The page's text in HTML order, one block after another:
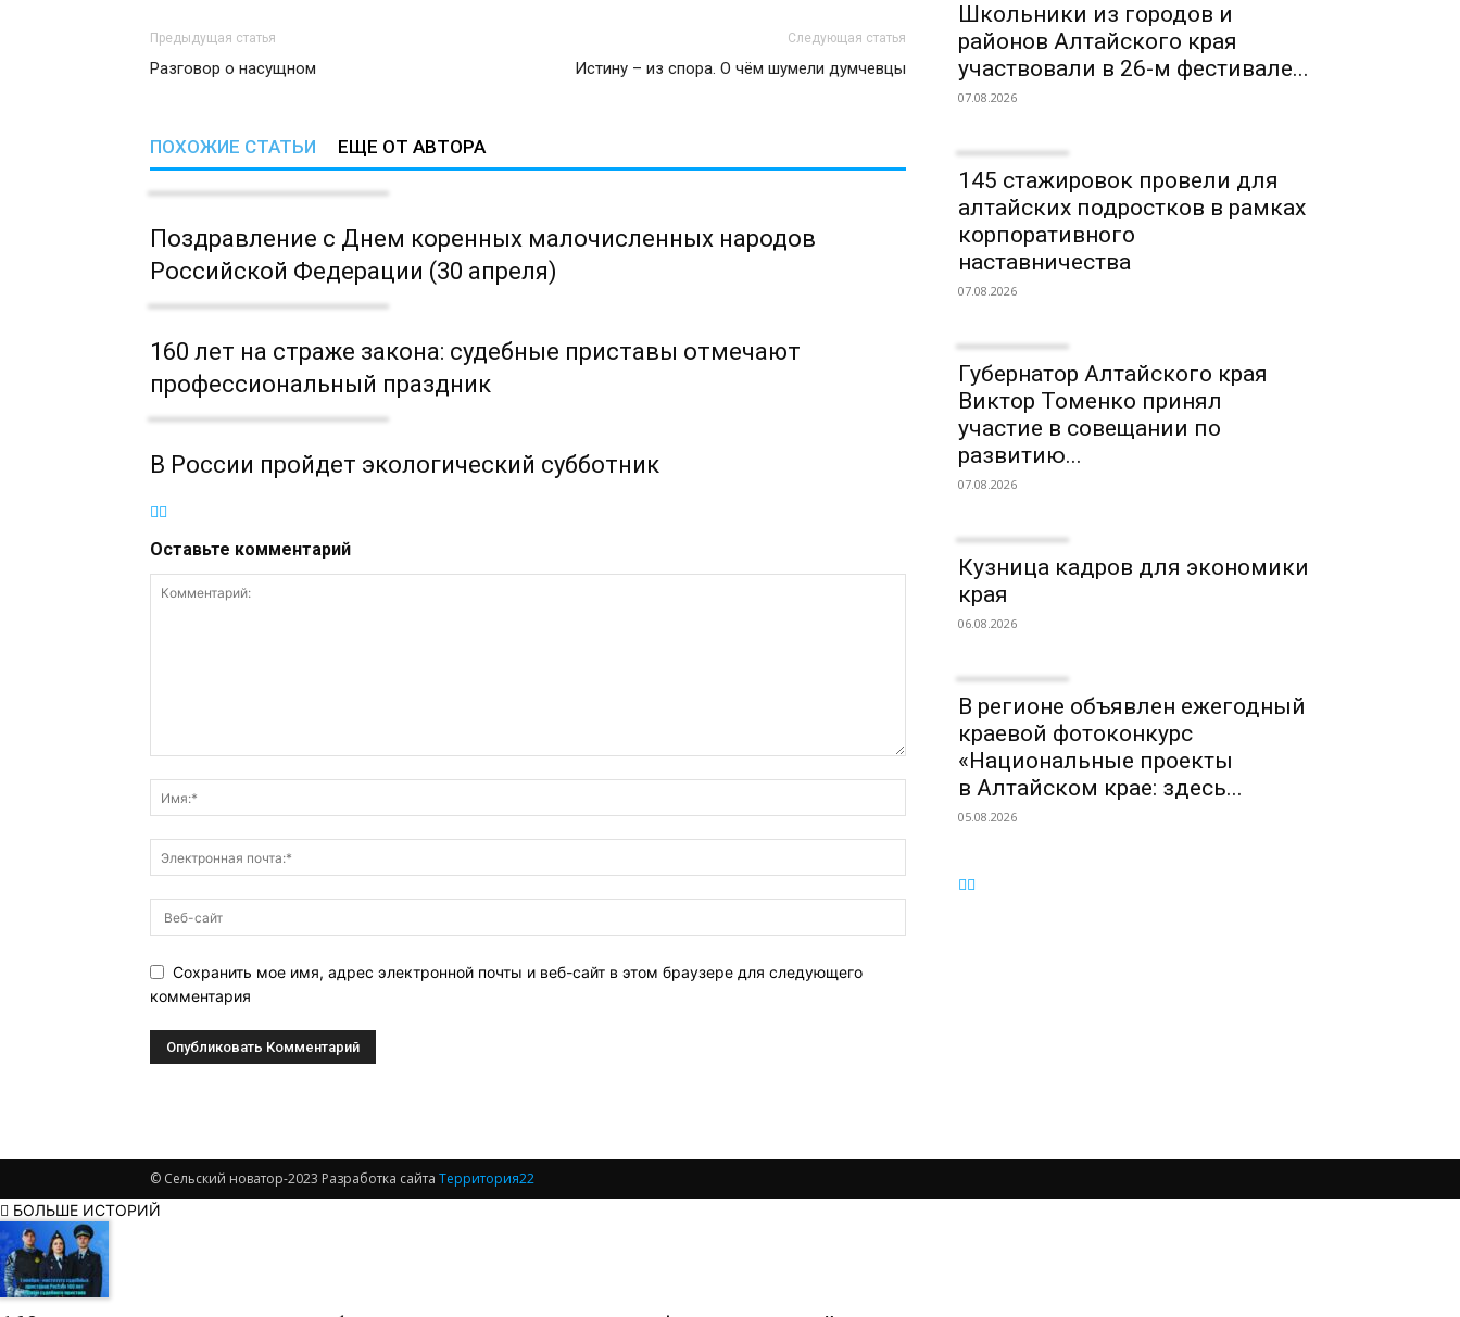
Предыдущая статья
Разговор о насущном
Следующая статья
Истину – из спора. О чём шумели думчевцы
ПОХОЖИЕ СТАТЬИ ЕЩЕ ОТ АВТОРА
Поздравление с Днем коренных малочисленных народов
Российской Федерации (30 апреля)
160 лет на страже закона: судебные приставы отмечают
профессиональный праздник
В России пройдет экологический субботник
Оставьте комментарий
Сохранить мое имя, адрес электронной почты и веб-сайт в этом браузере для следующего
комментария
Школьники из городов и
районов Алтайского края
участвовали в 26-м фестивале...
07.08.2026
145 стажировок провели для
алтайских подростков в рамках
корпоративного
наставничества
07.08.2026
Губернатор Алтайского края
Виктор Томенко принял
участие в совещании по
развитию...
07.08.2026
Кузница кадров для экономики
края
06.08.2026
В регионе объявлен ежегодный
краевой фотоконкурс
«Национальные проекты
в Алтайском крае: здесь...
05.08.2026
© Сельский новатор-2023 Разработка сайта Территория22
БОЛЬШЕ ИСТОРИЙ